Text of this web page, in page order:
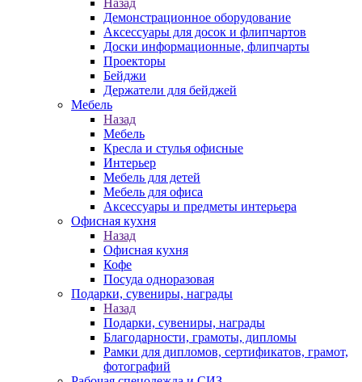
Назад
Демонстрационное оборудование
Аксессуары для досок и флипчартов
Доски информационные, флипчарты
Проекторы
Бейджи
Держатели для бейджей
Мебель
Назад
Мебель
Кресла и стулья офисные
Интерьер
Мебель для детей
Мебель для офиса
Аксессуары и предметы интерьера
Офисная кухня
Назад
Офисная кухня
Кофе
Посуда одноразовая
Подарки, сувениры, награды
Назад
Подарки, сувениры, награды
Благодарности, грамоты, дипломы
Рамки для дипломов, сертификатов, грамот,
фотографий